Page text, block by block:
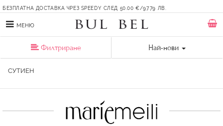
БЕЗПЛАТНА ДОСТАВКА ЧРЕЗ SPEEDY СЛЕД 50.00 €/97.79 ЛВ.
МЕНЮ
Филтриране Най-нови
СУТИЕН